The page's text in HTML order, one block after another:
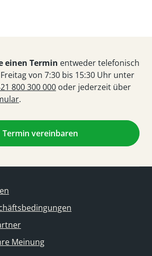
einen Termin entweder telefonisch
von 7:30 bis 15:30 Uhr unter
800 300 000 oder jederzeit über
.
Termin vereinbaren
Meinung